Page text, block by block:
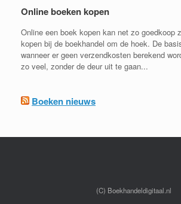
Online boeken kopen
Online een boek kopen kan net zo goedkoop
kopen bij de boekhandel om de hoek. De
wanneer er geen verzendkosten berekend
zo veel, zonder de deur uit te gaan...
Boeken nieuws
(C) Boekhandeldigitaal.nl